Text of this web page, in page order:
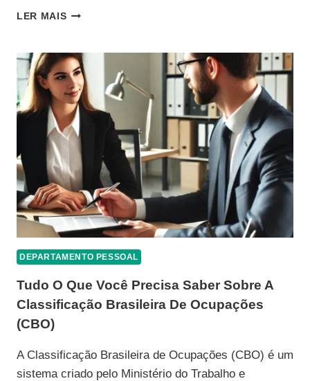
LER MAISSALÁRIO
COMPLETO
PARA
ENTENDER
E
CALCULAR
DEPARTAMENTO PESSOAL
Tudo O Que Você Precisa Saber Sobre A
Classificação Brasileira De Ocupações
(CBO)
A Classificação Brasileira de Ocupações (CBO) é um
sistema criado pelo Ministério do Trabalho e